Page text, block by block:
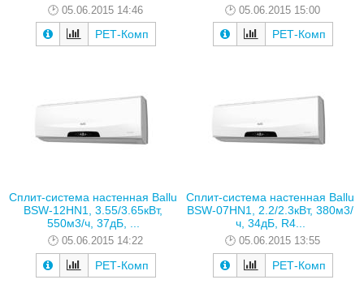
05.06.2015 14:46
РЕТ-Комп
05.06.2015 15:00
РЕТ-Комп
Сплит-система настенная Ballu
BSW-12HN1, 3.55/3.65кВт,
550м3/ч, 37дБ, ...
05.06.2015 14:22
РЕТ-Комп
Сплит-система настенная Ballu
BSW-07HN1, 2.2/2.3кВт, 380м3/
ч, 34дБ, R4...
05.06.2015 13:55
РЕТ-Комп